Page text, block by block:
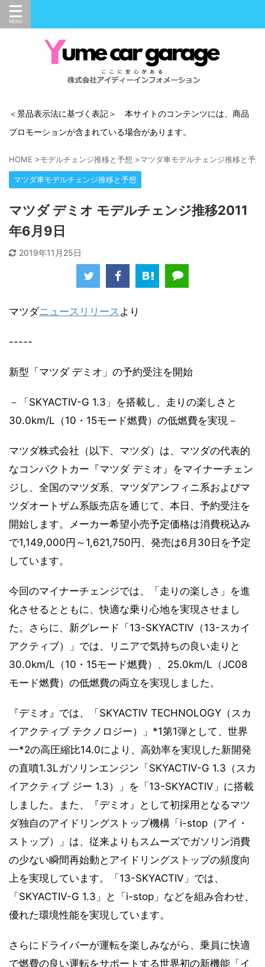
＜景品表示法に基づく表記＞ 本サイトのコンテンツには、商品
プロモーションが含まれている場合があります。
HOME >モデルチェンジ推移と予想 >マツダ車モデルチェンジ推移と予想
マツダ車モデルチェンジ推移と予想
マツダ デミオ モデルチェンジ推移2011
年6月9日
2019年11月25日
マツダニュースリリース より
-----
新型「マツダ デミオ」の予約受注を開始
－「SKYACTIV-G 1.3」を搭載し、走りの楽しさと
30.0km/L（10・15モード燃費）の低燃費を実現－
マツダ株式会社（以下、マツダ）は、マツダの代表的
なコンパクトカー『マツダ デミオ』をマイナーチェン
ジし、全国のマツダ系、マツダアンフィニ系およびマ
ツダオートザム系販売店を通じて、本日、予約受注を
開始します。メーカー希望小売予定価格は消費税込み
で1,149,000円～1,621,750円、発売は6月30日を予定
しています。
今回のマイナーチェンジでは、「走りの楽しさ」を進
化させるとともに、快適な乗り心地を実現させまし
た。さらに、新グレード「13-SKYACTIV（13-スカイ
アクティブ）」では、リニアで気持ちの良い走りと
30.0km/L（10・15モード燃費）、25.0km/L（JC08
モード燃費）の低燃費の両立を実現しました。
『デミオ』では、「SKYACTIV TECHNOLOGY（スカ
イアクティブ テクノロジー）」*1第1弾として、世界
一*2の高圧縮比14.0により、高効率を実現した新開発
の直噴1.3Lガソリンエンジン「SKYACTIV-G 1.3（スカ
イアクティブ ジー 1.3）」を「13-SKYACTIV」に搭載
しました。また、『デミオ』として初採用となるマツ
ダ独自のアイドリングストップ機構「i-stop（アイ・
ストップ）」は、従来よりもスムーズでガソリン消費
の少ない瞬間再始動とアイドリングストップの頻度向
上を実現しています。「13-SKYACTIV」では、
「SKYACTIV-G 1.3」と「i-stop」などを組み合わせ、
優れた環境性能を実現しています。
さらにドライバーが運転を楽しみながら、乗員に快適
で燃費の良い運転をサポートする世界初の新機能「イ